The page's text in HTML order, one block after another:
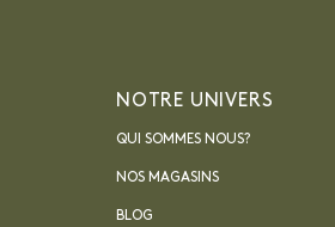
NOTRE UNIVERS
QUI SOMMES NOUS?
NOS MAGASINS
BLOG